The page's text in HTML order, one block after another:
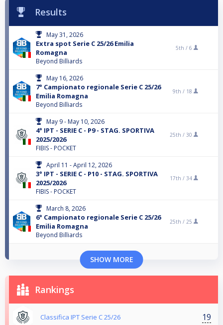
Results
May 31, 2026
Extra spot Serie C 25/26 Emilia
Romagna
Beyond Billiards
5th / 6
May 16, 2026
7° Campionato regionale Serie C 25/26
Emilia Romagna
Beyond Billiards
9th / 18
May 9 - May 10, 2026
4° IPT - SERIE C - P9 - STAG. SPORTIVA
2025/2026
FIBIS - POCKET
25th / 30
April 11 - April 12, 2026
3° IPT - SERIE C - P10 - STAG. SPORTIVA
2025/2026
FIBIS - POCKET
17th / 34
March 8, 2026
6° Campionato regionale Serie C 25/26
Emilia Romagna
Beyond Billiards
25th / 25
SHOW MORE
Rankings
Classifica IPT Serie C 25/26 19